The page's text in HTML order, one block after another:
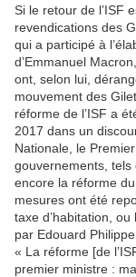
Si le retour de l’ISF
revendications des
qui a participé à
d’Emmanuel
ont, selon lui,
mouvement des
réforme de l’ISF a
2017 dans un
Nationale, le
gouvernements, tels
encore la réforme
mesures ont été
taxe d’habitation,
par Edouard
« La réforme [de
premier ministre :